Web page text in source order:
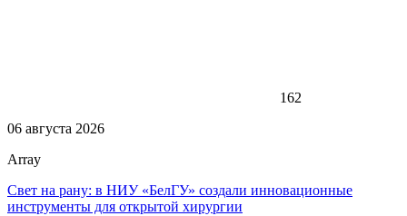
162
06 августа 2026
Array
Свет на рану: в НИУ «БелГУ» создали инновационные
инструменты для открытой хирургии